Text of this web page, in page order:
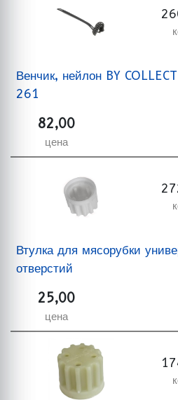
Венчик, нейлон BY
261
82,00
цена
Втулка для мясорубки
отверстий
25,00
цена